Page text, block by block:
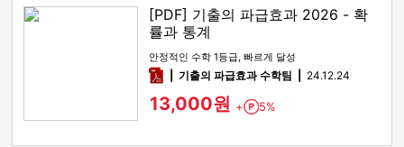
[PDF] 기출의 파급효과 2026 - 확
률과 통계
안정적인 수학 1등급, 빠르게 달성
pdf기출의 파급효과 수학팀 24.12.24
13,000원 + Point
5%